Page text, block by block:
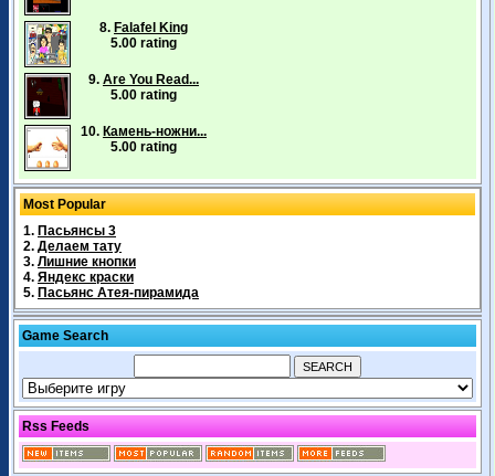
8. Falafel King
5.00 rating
9. Are You Read...
5.00 rating
10. Камень-ножни...
5.00 rating
Most Popular
1. Пасьянсы 3
2. Делаем тату
3. Лишние кнопки
4. Яндекс краски
5. Пасьянс Атея-пирамида
Game Search
Rss Feeds